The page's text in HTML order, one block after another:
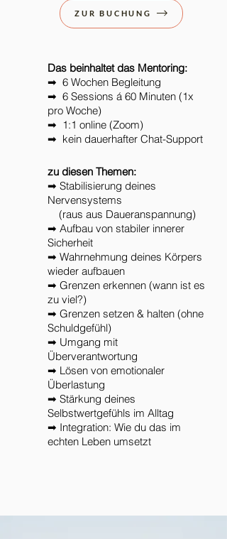
ZUR BUCHUNG
Das beinhaltet das Mentoring:
➡ 6 Wochen Begleitung
➡ 6 Sessions á 60 Minuten (1x
pro Woche)
➡ 1:1 online (Zoom)
➡ kein dauerhafter Chat-Support
zu diesen Themen:
➡ Stabilisierung deines
Nervensystems
(raus aus Daueranspannung)
➡ Aufbau von stabiler innerer
Sicherheit
➡ Wahrnehmung deines Körpers
wieder aufbauen
➡ Grenzen erkennen (wann ist es
zu viel?)
➡ Grenzen setzen & halten (ohne
Schuldgefühl)
➡ Umgang mit
Überverantwortung
➡ Lösen von emotionaler
Überlastung
➡ Stärkung deines
Selbstwertgefühls im Alltag
➡ Integration: Wie du das im
echten Leben umsetzt